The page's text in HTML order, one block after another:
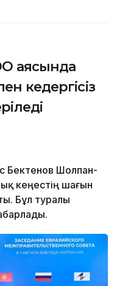
аясында
кедергісіз
Бектенов Шолпан-
кеңестің шағын
Бұл туралы